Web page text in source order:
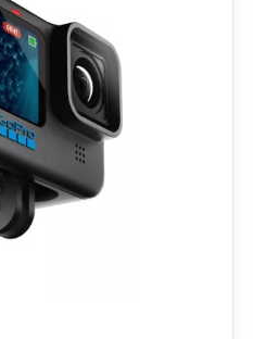
konstan.
adalah kamera ini bisa
melalui smartphone
Aplikasi ini bisa
ataupun Appstore.
kamera ke
mengontrol kamera
hasil rekaman secara
sosial kesayangan.